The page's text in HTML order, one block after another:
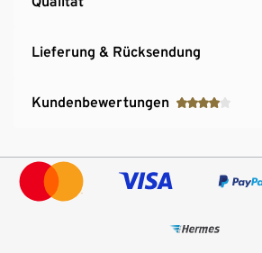
Lieferung & Rücksendung
Kundenbewertungen